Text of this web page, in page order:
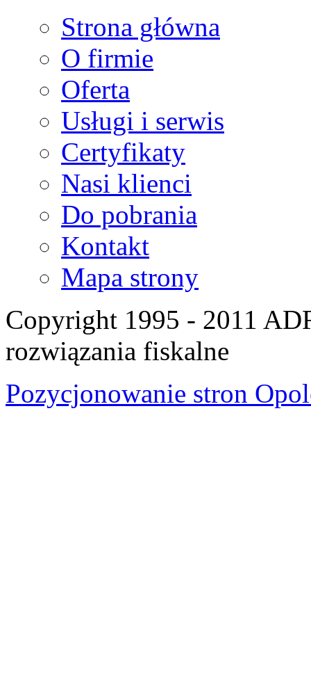
Strona główna
O firmie
Oferta
Usługi i serwis
Certyfikaty
Nasi klienci
Do pobrania
Kontakt
Mapa strony
Copyright 1995 - 2011
rozwiązania fiskalne
Pozycjonowanie stron